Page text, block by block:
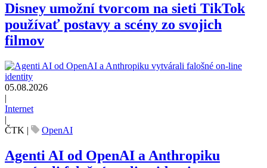
Disney umožní tvorcom na sieti TikTok
používať postavy a scény zo svojich
filmov
05.08.2026
|
Internet
|
ČTK | OpenAI
Agenti AI od OpenAI a Anthropiku